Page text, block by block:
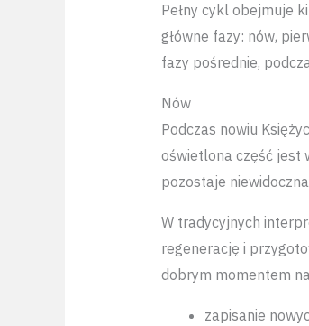
Pełny cykl obejmuje
główne fazy: nów,
fazy pośrednie,
Nów
Podczas nowiu
oświetlona część jest
pozostaje
W tradycyjnych
regenerację i
dobrym momentem
zapisanie